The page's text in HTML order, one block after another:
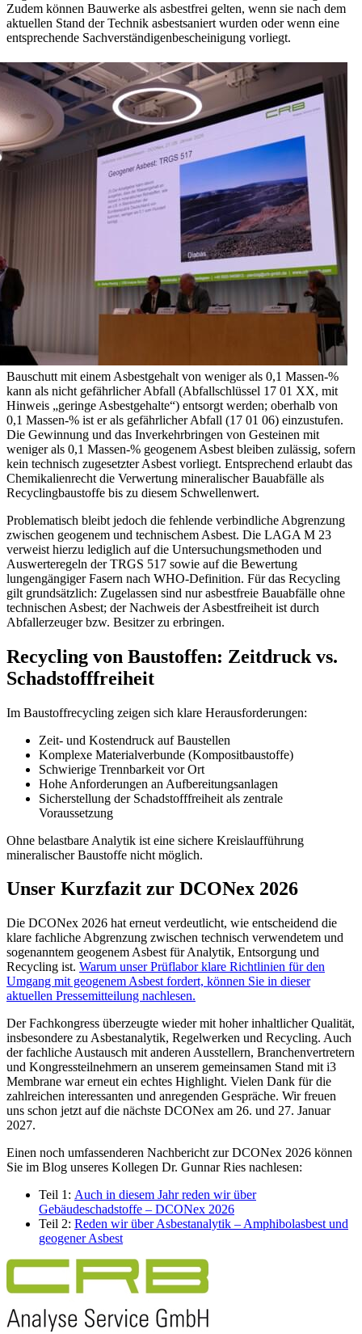
Zudem können Bauwerke als asbestfrei gelten, wenn sie nach dem
aktuellen Stand der Technik asbestsaniert wurden oder wenn eine
entsprechende Sachverständigenbescheinigung vorliegt.
Bauschutt mit einem Asbestgehalt von weniger als 0,1 Massen-%
kann als nicht gefährlicher Abfall (Abfallschlüssel 17 01 XX, mit
Hinweis „geringe Asbestgehalte“) entsorgt werden; oberhalb von
0,1 Massen-% ist er als gefährlicher Abfall (17 01 06) einzustufen.
Die Gewinnung und das Inverkehrbringen von Gesteinen mit
weniger als 0,1 Massen-% geogenem Asbest bleiben zulässig, sofern
kein technisch zugesetzter Asbest vorliegt. Entsprechend erlaubt das
Chemikalienrecht die Verwertung mineralischer Bauabfälle als
Recyclingbaustoffe bis zu diesem Schwellenwert.
Problematisch bleibt jedoch die fehlende verbindliche Abgrenzung
zwischen geogenem und technischem Asbest. Die LAGA M 23
verweist hierzu lediglich auf die Untersuchungsmethoden und
Auswerteregeln der TRGS 517 sowie auf die Bewertung
lungengängiger Fasern nach WHO-Definition. Für das Recycling
gilt grundsätzlich: Zugelassen sind nur asbestfreie Bauabfälle ohne
technischen Asbest; der Nachweis der Asbestfreiheit ist durch
Abfallerzeuger bzw. Besitzer zu erbringen.
Recycling von Baustoffen: Zeitdruck vs.
Schadstofffreiheit
Im Baustoffrecycling zeigen sich klare Herausforderungen:
Zeit- und Kostendruck auf Baustellen
Komplexe Materialverbunde (Kompositbaustoffe)
Schwierige Trennbarkeit vor Ort
Hohe Anforderungen an Aufbereitungsanlagen
Sicherstellung der Schadstofffreiheit als zentrale
Voraussetzung
Ohne belastbare Analytik ist eine sichere Kreislaufführung
mineralischer Baustoffe nicht möglich.
Unser Kurzfazit zur DCONex 2026
Die DCONex 2026 hat erneut verdeutlicht, wie entscheidend die
klare fachliche Abgrenzung zwischen technisch verwendetem und
sogenanntem geogenem Asbest für Analytik, Entsorgung und
Recycling ist. Warum unser Prüflabor klare Richtlinien für den
Umgang mit geogenem Asbest fordert, können Sie in dieser
aktuellen Pressemitteilung nachlesen.
Der Fachkongress überzeugte wieder mit hoher inhaltlicher Qualität,
insbesondere zu Asbestanalytik, Regelwerken und Recycling. Auch
der fachliche Austausch mit anderen Ausstellern, Branchenvertretern
und Kongressteilnehmern an unserem gemeinsamen Stand mit i3
Membrane war erneut ein echtes Highlight. Vielen Dank für die
zahlreichen interessanten und anregenden Gespräche. Wir freuen
uns schon jetzt auf die nächste DCONex am 26. und 27. Januar
2027.
Einen noch umfassenderen Nachbericht zur DCONex 2026 können
Sie im Blog unseres Kollegen Dr. Gunnar Ries nachlesen:
Teil 1: Auch in diesem Jahr reden wir über
Gebäudeschadstoffe – DCONex 2026
Teil 2: Reden wir über Asbestanalytik – Amphibolasbest und
geogener Asbest